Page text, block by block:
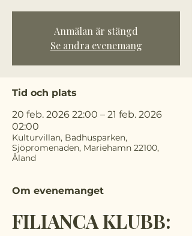
Anmälan är stängd
Se andra evenemang
Tid och plats
20 feb. 2026 22:00 – 21 feb. 2026
02:00
Kulturvillan, Badhusparken,
Sjöpromenaden, Mariehamn 22100,
Åland
Om evenemanget
FILIANCA KLUBB: